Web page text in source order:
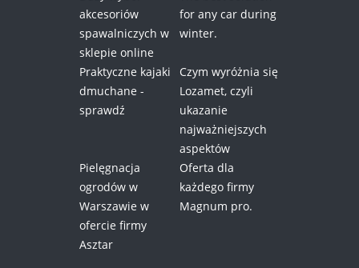
akcesoriów
spawalniczych w
sklepie online
for any car during
winter.
Praktyczne kajaki
dmuchane -
sprawdź
Czym wyróżnia się
Lozamet, czyli
ukazanie
najważniejszych
aspektów
Pielęgnacja
ogrodów w
Warszawie w
ofercie firmy
Asztar
Oferta dla
każdego firmy
Magnum pro.